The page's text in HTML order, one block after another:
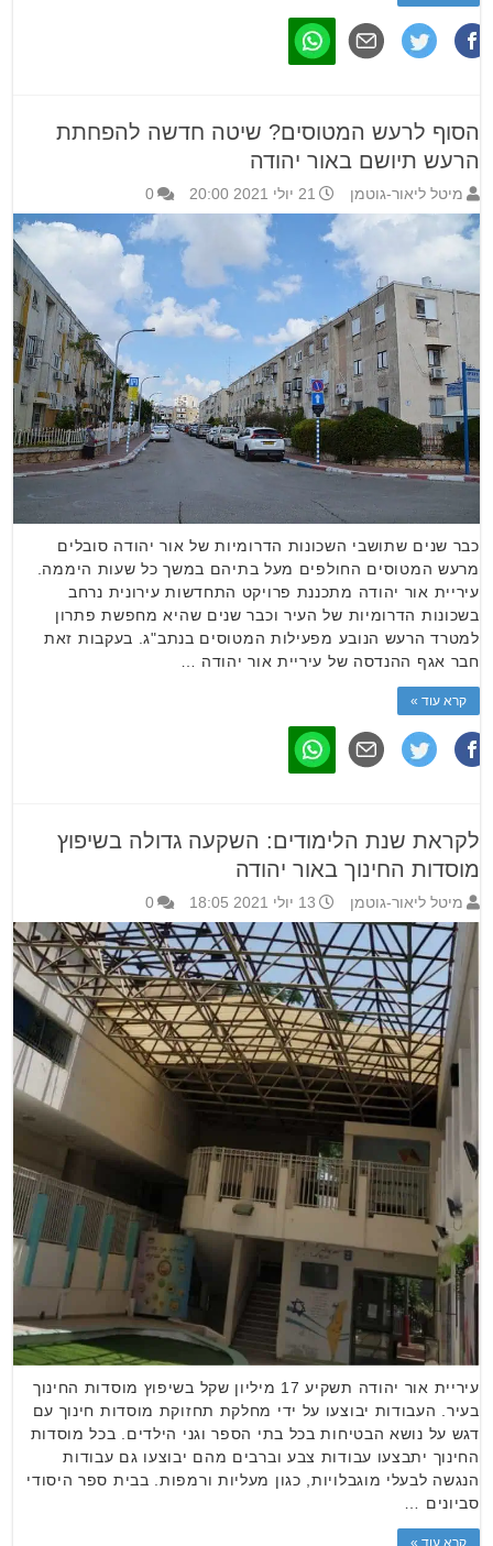
הסוף לרעש המטוסים? שיטה חדשה להפחתת
הרעש תיושם באור יהודה
מיטל ליאור-גוטמן 21 יולי 2021 20:00 0
כבר שנים שתושבי השכונות הדרומיות של אור יהודה סובלים
מרעש המטוסים החולפים מעל בתיהם במשך כל שעות היממה.
עיריית אור יהודה מתכננת פרויקט התחדשות עירונית נרחב
בשכונות הדרומיות של העיר וכבר שנים שהיא מחפשת פתרון
למטרד הרעש הנובע מפעילות המטוסים בנתב"ג. בעקבות זאת
חבר אגף ההנדסה של עיריית אור יהודה …
קרא עוד »
לקראת שנת הלימודים: השקעה גדולה בשיפוץ
מוסדות החינוך באור יהודה
מיטל ליאור-גוטמן 13 יולי 2021 18:05 0
עיריית אור יהודה תשקיע 17 מיליון שקל בשיפוץ מוסדות החינוך
בעיר. העבודות יבוצעו על ידי מחלקת תחזוקת מוסדות חינוך עם
דגש על נושא הבטיחות בכל בתי הספר וגני הילדים. בכל מוסדות
החינוך יתבצעו עבודות צבע וברבים מהם יבוצעו גם עבודות
הנגשה לבעלי מוגבלויות, כגון מעליות ורמפות. בבית ספר היסודי
סביונים …